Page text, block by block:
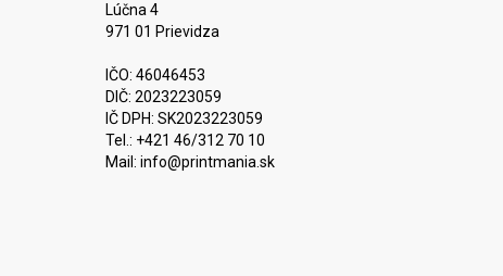
Lúčna 4
971 01 Prievidza
IČO: 46046453
DIČ: 2023223059
IČ DPH: SK2023223059
Tel.: +421 46/312 70 10
Mail: info@printmania.sk